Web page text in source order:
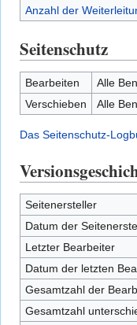
Anzahl der
Seitenschutz
Bearbeiten
Alle
Verschieben
Alle
Das Seitenschutz-
Seitenersteller
Datum der
Letzter Bearbeiter
Datum der letzten
Gesamtzahl der
Gesamtzahl